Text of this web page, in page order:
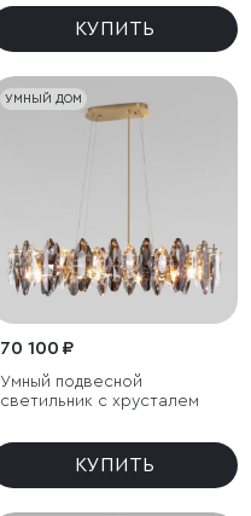
КУПИТЬ
УМНЫЙ ДОМ
70 100 ₽
Умный подвесной
светильник c хрусталем
КУПИТЬ